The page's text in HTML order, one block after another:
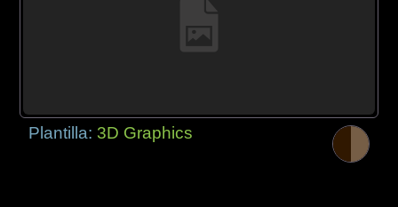
Plantilla: 3D Graphics